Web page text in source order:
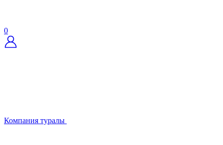
0
Компания туралы